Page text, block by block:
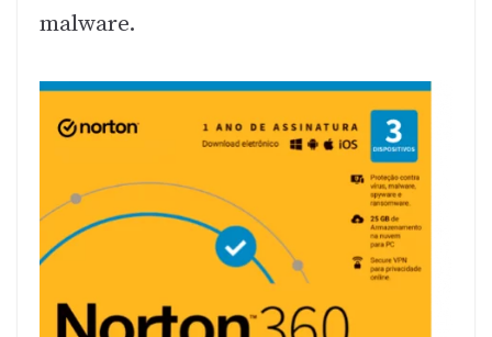
malware.